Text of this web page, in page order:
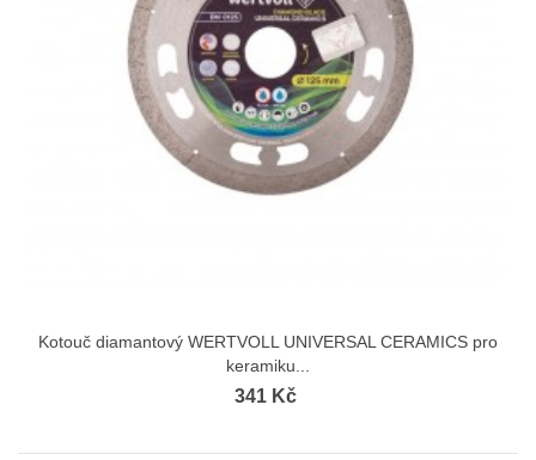
Kotouč diamantový WERTVOLL UNIVERSAL CERAMICS pro
keramiku...
341 Kč